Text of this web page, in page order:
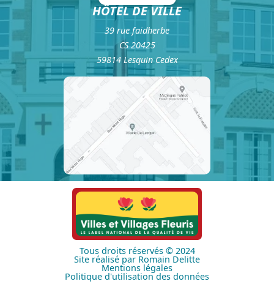
HÔTEL DE VILLE
39 rue faidherbe
CS 20425
59814 Lesquin Cedex
Politique d'utilisation des données
Mentions légales
Site réalisé par Romain Delitte
Tous droits réservés © 2024